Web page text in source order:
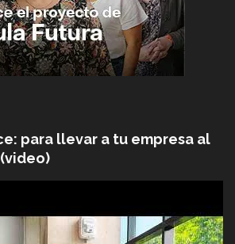
para llevar a tu empresa al